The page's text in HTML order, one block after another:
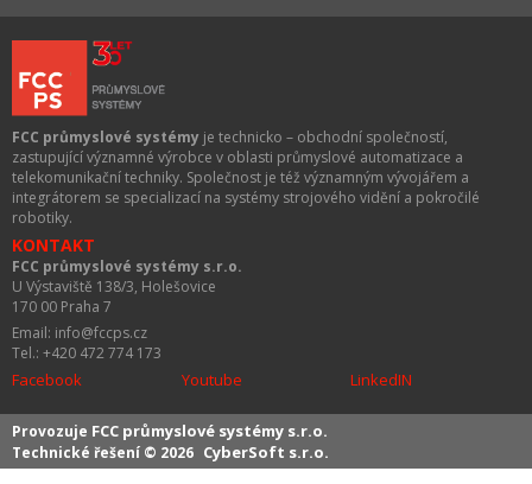
FCC průmyslové systémy je technicko – obchodní společností,
zastupující významné výrobce v oblasti průmyslové automatizace a
telekomunikační techniky. Společnost je též významným vývojářem a
integrátorem se specializací na systémy strojového vidění a pokročilé
robotiky.
KONTAKT
FCC průmyslové systémy s.r.o.
U Výstaviště 138/3, Holešovice
170 00 Praha 7
Email: info@fccps.cz
Tel.: +420 472 774 173
Facebook Youtube LinkedIN
Provozuje FCC průmyslové systémy s.r.o.
Technické řešení © 2026 CyberSoft s.r.o.